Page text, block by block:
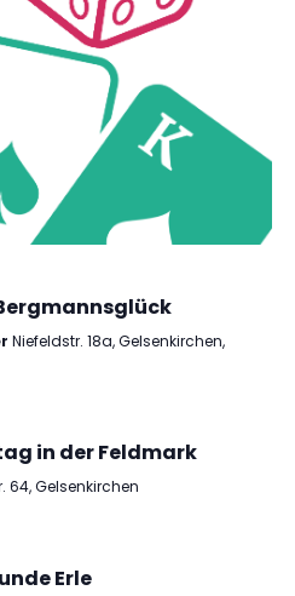
Niefeldstr. 18a, Gelsenkirchen,
in der Feldmark
64, Gelsenkirchen
Erle